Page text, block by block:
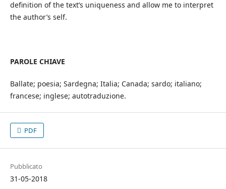
definition of the text’s uniqueness and allow me to interpret
the author’s self.
PAROLE CHIAVE
Ballate; poesia; Sardegna; Italia; Canada; sardo; italiano;
francese; inglese; autotraduzione.
PDF
Pubblicato
31-05-2018